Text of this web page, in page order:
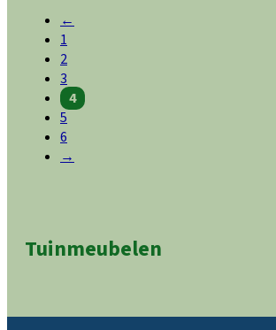
←
1
2
3
4
5
6
→
Tuinmeubelen